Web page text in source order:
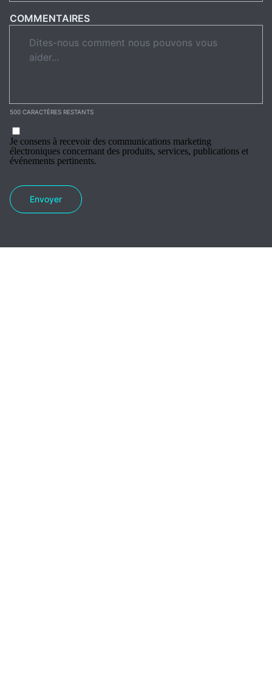
COMMENTAIRES
500 CARACTÈRES RESTANTS
Je consens à recevoir des communications marketing
électroniques concernant des produits, services, publications et
événements pertinents.
Envoyer